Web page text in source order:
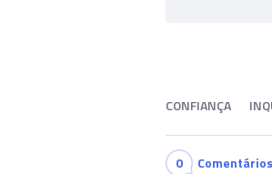
CONFIANÇA
0 Comentários